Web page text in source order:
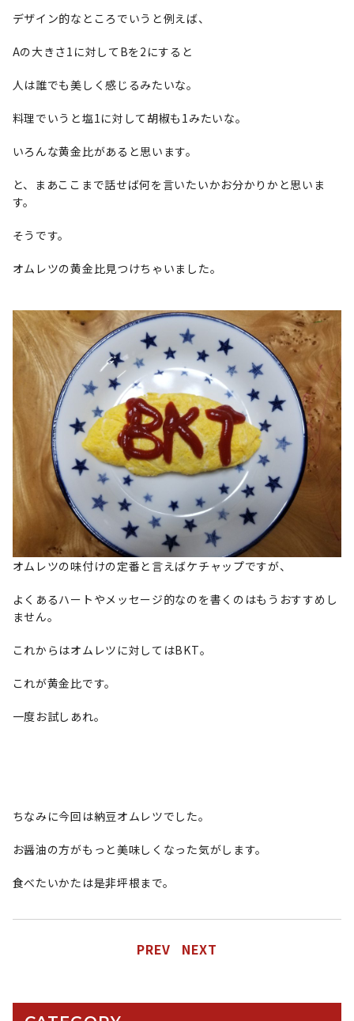
デザイン的なところでいうと例えば、
Aの大きさ1に対してBを2にすると
人は誰でも美しく感じるみたいな。
料理でいうと塩1に対して胡椒も1みたいな。
いろんな黄金比があると思います。
と、まあここまで話せば何を言いたいかお分かりかと思いま
す。
そうです。
オムレツの黄金比見つけちゃいました。
オムレツの味付けの定番と言えばケチャップですが、
よくあるハートやメッセージ的なのを書くのはもうおすすめし
ません。
これからはオムレツに対してはBKT。
これが黄金比です。
一度お試しあれ。
ちなみに今回は納豆オムレツでした。
お醤油の方がもっと美味しくなった気がします。
食べたいかたは是非坪根まで。
PREV NEXT